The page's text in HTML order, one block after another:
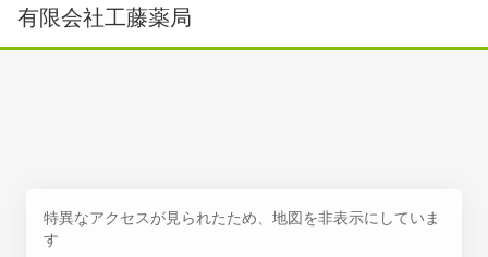
有限会社工藤薬局
特異なアクセスが見られたため、地図を非表示にしていま
す